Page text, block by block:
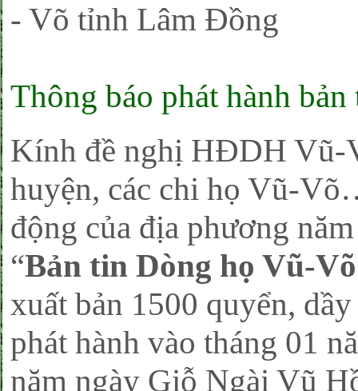
- Võ tỉnh Lâm Đồng
Thông báo phát hành
Kính đề nghị HĐDH Vũ-
huyện, các chi họ Vũ-
động của địa phương
“Bản tin Dòng họ Vũ-
xuất bản 1500 quyển,
phát hành vào tháng 01
năm ngày Giỗ Ngài Vũ